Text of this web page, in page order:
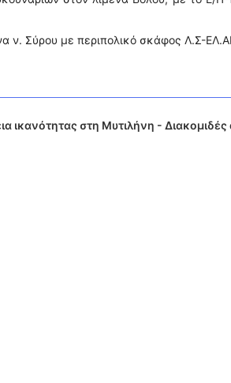
ν. Σύρου με περιπολικό σκάφος Λ.Σ-
ικανότητας στη Μυτιλήνη -